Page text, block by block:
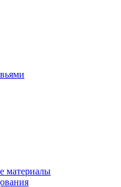
материалы